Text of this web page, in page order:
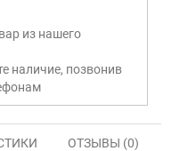
из нашего
наличие, позвонив
ОТЗЫВЫ (0)